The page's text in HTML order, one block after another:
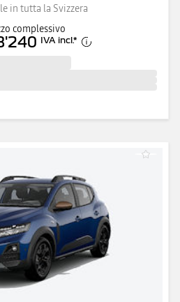
in tutta la Svizzera
complessivo
IVA incl.*